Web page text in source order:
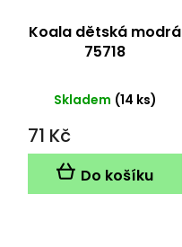
Koala dětská modrá
75718
Skladem (14 ks)
71 Kč
Do košíku